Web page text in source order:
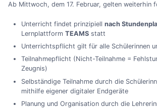
Ab Mittwoch, dem 17. Februar, gelten weiterhin
Unterricht findet prinzipiell nach
Lernplattform TEAMSstatt
Unterrichtspflicht gilt für alle Schülerinnen
Teilnahmepflicht (Nicht-Teilnahme =
Zeugnis)
Selbständige Teilnahme durch die
mithilfe eigener digitaler Endgeräte
Planung und Organisation durch die